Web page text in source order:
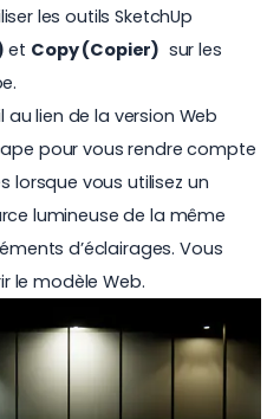
les outils SketchUp
et Copy (Copier) sur les
lien de la version Web
pour vous rendre compte
lorsque vous utilisez un
lumineuse de la même
d’éclairages. Vous
le modèle Web.